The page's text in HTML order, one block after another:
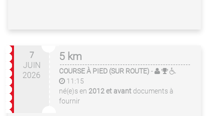
7
JUIN
2026
5 km
COURSE À PIED (SUR ROUTE) -
11:15
né(e)s en 2012 et avant documents à
fournir